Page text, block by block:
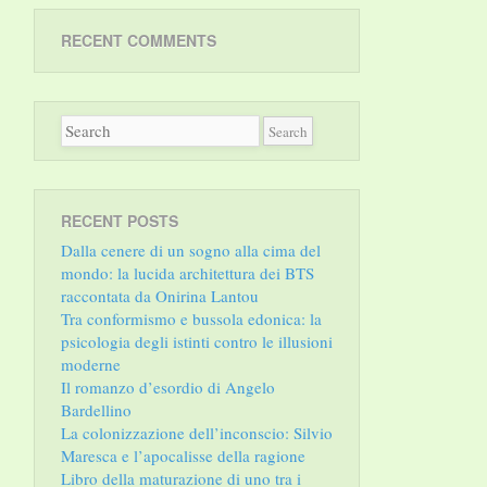
RECENT COMMENTS
RECENT POSTS
Dalla cenere di un sogno alla cima del
mondo: la lucida architettura dei BTS
raccontata da Onirina Lantou
Tra conformismo e bussola edonica: la
psicologia degli istinti contro le illusioni
moderne
Il romanzo d’esordio di Angelo
Bardellino
La colonizzazione dell’inconscio: Silvio
Maresca e l’apocalisse della ragione
Libro della maturazione di uno tra i